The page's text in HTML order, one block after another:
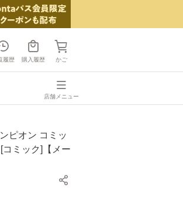
履歴 購入履歴 かご
店舗メニュー
ピオン コミッ
コミック]【メー